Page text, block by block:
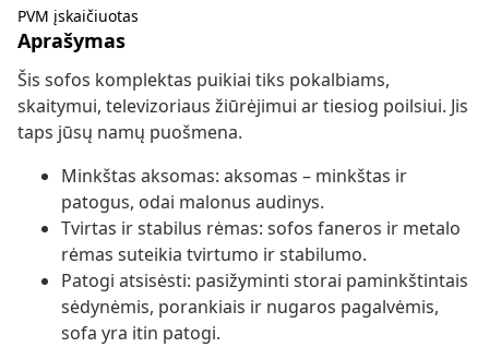
PVM įskaičiuotas
Aprašymas
Šis sofos komplektas puikiai tiks pokalbiams,
skaitymui, televizoriaus žiūrėjimui ar tiesiog poilsiui. Jis
taps jūsų namų puošmena.
Minkštas aksomas: aksomas – minkštas ir
patogus, odai malonus audinys.
Tvirtas ir stabilus rėmas: sofos faneros ir metalo
rėmas suteikia tvirtumo ir stabilumo.
Patogi atsisėsti: pasižyminti storai paminkštintais
sėdynėmis, porankiais ir nugaros pagalvėmis,
sofa yra itin patogi.